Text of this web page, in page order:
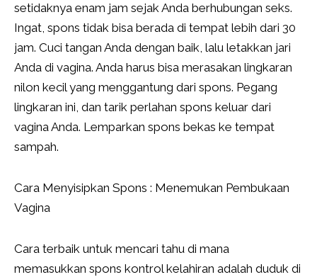
setidaknya enam jam sejak Anda berhubungan seks.
Ingat, spons tidak bisa berada di tempat lebih dari 30
jam. Cuci tangan Anda dengan baik, lalu letakkan jari
Anda di vagina. Anda harus bisa merasakan lingkaran
nilon kecil yang menggantung dari spons. Pegang
lingkaran ini, dan tarik perlahan spons keluar dari
vagina Anda. Lemparkan spons bekas ke tempat
sampah.
Cara Menyisipkan Spons : Menemukan Pembukaan
Vagina
Cara terbaik untuk mencari tahu di mana
memasukkan spons kontrol kelahiran adalah duduk di